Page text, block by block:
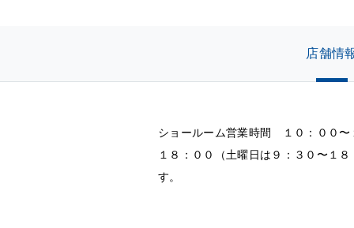
店舗情
ショールーム営業時間 １０：００
１８：００（土曜日は９：３０〜１
す。